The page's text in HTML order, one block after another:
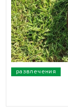
развлечения